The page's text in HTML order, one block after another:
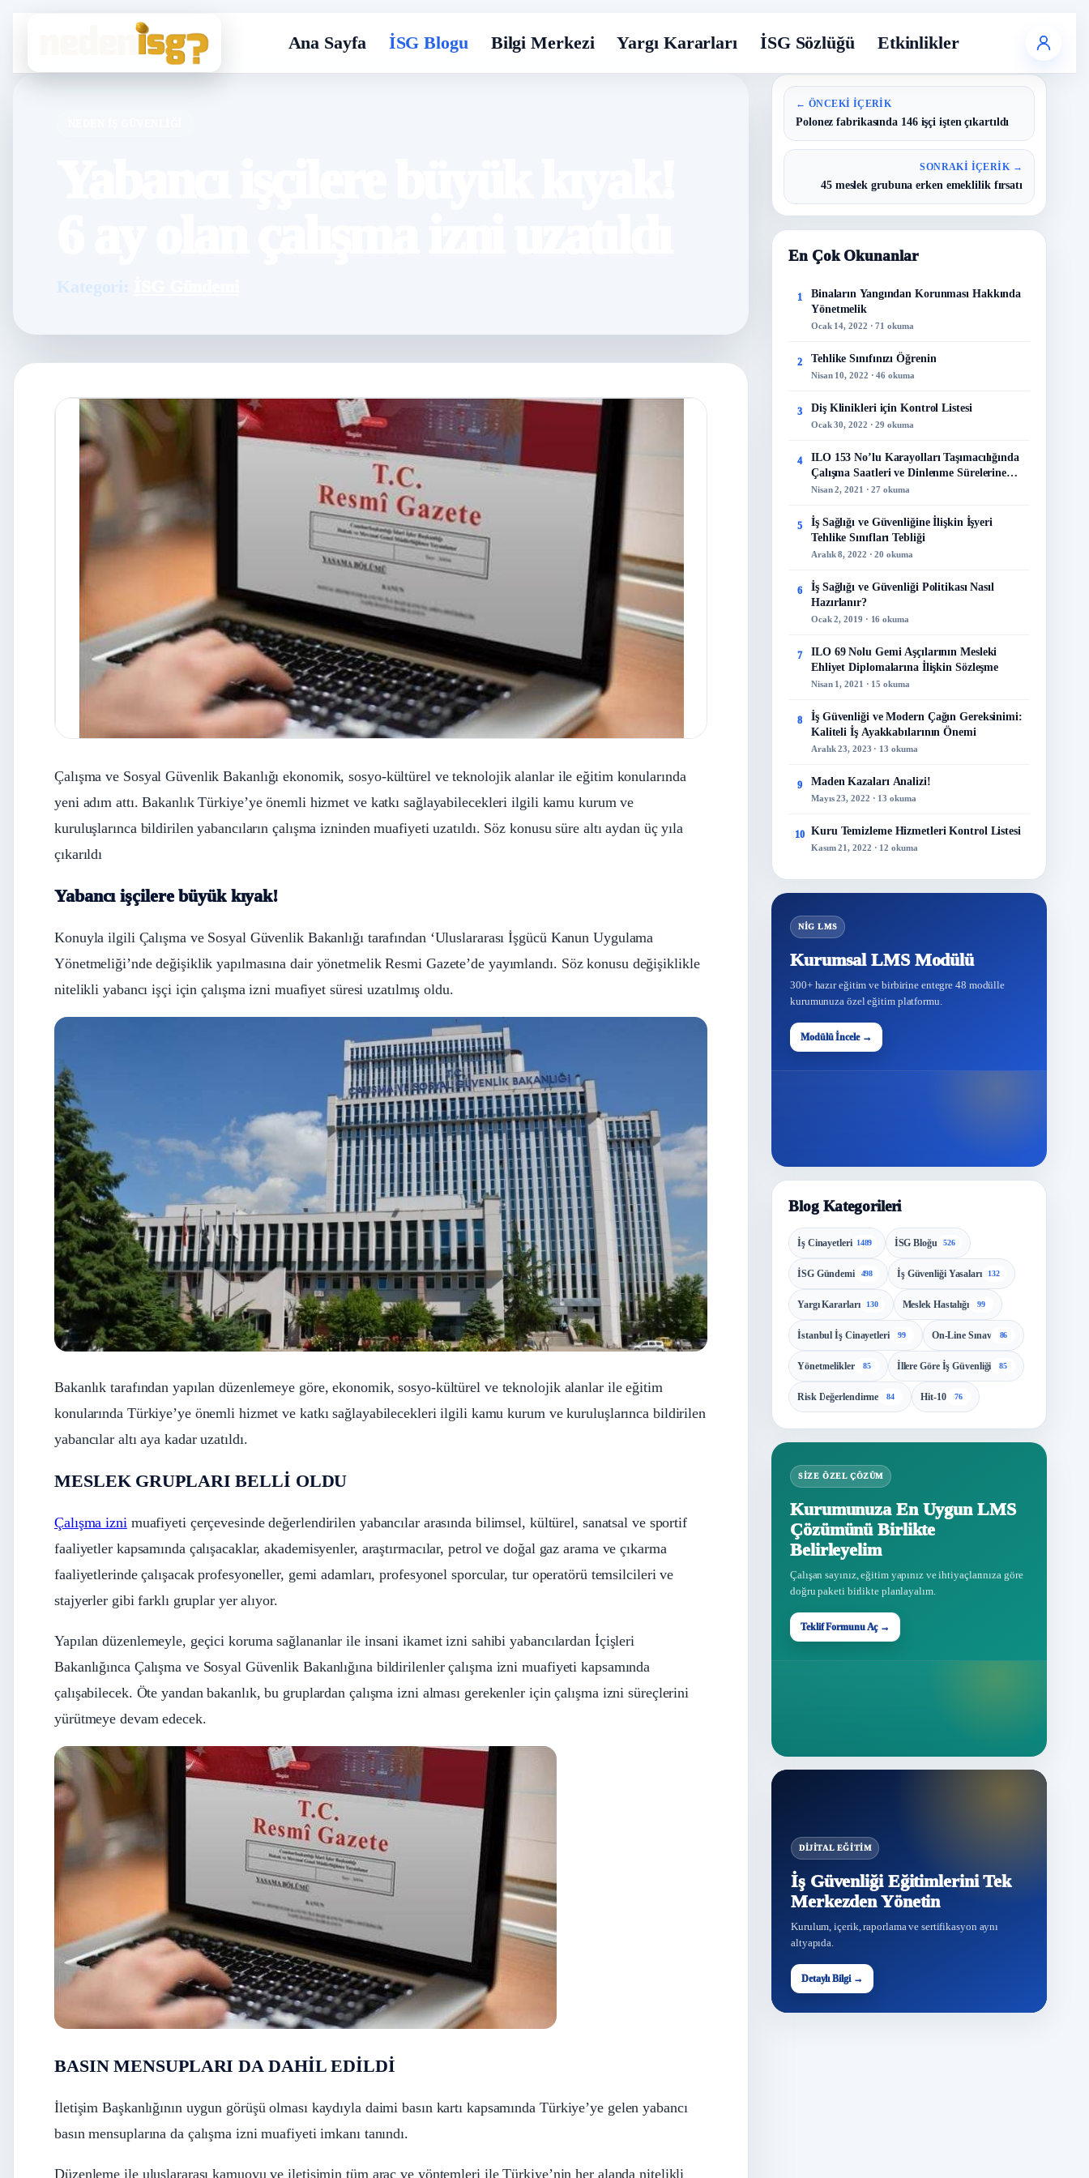
Ana Sayfa İSG Blogu Bilgi Merkezi Yargı Kararları İSG Sözlüğü Etkinlikler
Kategori:
Çalışma ve Sosyal Güvenlik Bakanlığı ekonomik, sosyo-kültürel ve teknolojik alanlar ile eğitim konularında
yeni adım attı. Bakanlık Türkiye’ye önemli hizmet ve katkı sağlayabilecekleri ilgili kamu kurum ve
kuruluşlarınca bildirilen yabancıların çalışma izninden muafiyeti uzatıldı. Söz konusu süre altı aydan üç yıla
çıkarıldı
Yabancı işçilere büyük kıyak!
Konuyla ilgili Çalışma ve Sosyal Güvenlik Bakanlığı tarafından ‘Uluslararası İşgücü Kanun Uygulama
Yönetmeliği’nde değişiklik yapılmasına dair yönetmelik Resmi Gazete’de yayımlandı. Söz konusu değişiklikle
nitelikli yabancı işçi için çalışma izni muafiyet süresi uzatılmış oldu.
Bakanlık tarafından yapılan düzenlemeye göre, ekonomik, sosyo-kültürel ve teknolojik alanlar ile eğitim
konularında Türkiye’ye önemli hizmet ve katkı sağlayabilecekleri ilgili kamu kurum ve kuruluşlarınca bildirilen
yabancılar altı aya kadar uzatıldı.
MESLEK GRUPLARI BELLİ OLDU
Çalışma izni muafiyeti çerçevesinde değerlendirilen yabancılar arasında bilimsel, kültürel, sanatsal ve sportif
faaliyetler kapsamında çalışacaklar, akademisyenler, araştırmacılar, petrol ve doğal gaz arama ve çıkarma
faaliyetlerinde çalışacak profesyoneller, gemi adamları, profesyonel sporcular, tur operatörü temsilcileri ve
stajyerler gibi farklı gruplar yer alıyor.
Yapılan düzenlemeyle, geçici koruma sağlananlar ile insani ikamet izni sahibi yabancılardan İçişleri
Bakanlığınca Çalışma ve Sosyal Güvenlik Bakanlığına bildirilenler çalışma izni muafiyeti kapsamında
çalışabilecek. Öte yandan bakanlık, bu gruplardan çalışma izni alması gerekenler için çalışma izni süreçlerini
yürütmeye devam edecek.
BASIN MENSUPLARI DA DAHİL EDİLDİ
İletişim Başkanlığının uygun görüşü olması kaydıyla daimi basın kartı kapsamında Türkiye’ye gelen yabancı
basın mensuplarına da çalışma izni muafiyeti imkanı tanındı.
Düzenleme ile uluslararası kamuoyu ve iletişimin tüm araç ve yöntemleri ile Türkiye’nin her alanda nitelikli
← ÖNCEKI İÇERIK
Polonez fabrikasında 146 işçi işten çıkartıldı
SONRAKI İÇERIK →
45 meslek grubuna erken emeklilik fırsatı
En Çok Okunanlar
1
Binaların Yangından Korunması Hakkında
Yönetmelik
Ocak 14, 2022 · 71 okuma
2 Tehlike Sınıfınızı Öğrenin
Nisan 10, 2022 · 46 okuma
3 Diş Klinikleri için Kontrol Listesi
Ocak 30, 2022 · 29 okuma
4
ILO 153 No’lu Karayolları Taşımacılığında
Çalışma Saatleri ve Dinlenme Sürelerine
İlişkin Sözleşme
Nisan 2, 2021 · 27 okuma
5
İş Sağlığı ve Güvenliğine İlişkin İşyeri
Tehlike Sınıfları Tebliği
Aralık 8, 2022 · 20 okuma
6
İş Sağlığı ve Güvenliği Politikası Nasıl
Hazırlanır?
Ocak 2, 2019 · 16 okuma
7
ILO 69 Nolu Gemi Aşçılarının Mesleki
Ehliyet Diplomalarına İlişkin Sözleşme
Nisan 1, 2021 · 15 okuma
8
İş Güvenliği ve Modern Çağın Gereksinimi:
Kaliteli İş Ayakkabılarının Önemi
Aralık 23, 2023 · 13 okuma
9 Maden Kazaları Analizi!
Mayıs 23, 2022 · 13 okuma
10 Kuru Temizleme Hizmetleri Kontrol Listesi
Kasım 21, 2022 · 12 okuma
NİG LMS
Kurumsal LMS Modülü
300+ hazır eğitim ve birbirine entegre 48 modülle
kurumunuza özel eğitim platformu.
Modülü İncele →
48
Modül
Blog Kategorileri
İş Cinayetleri 1489 İSG Bloğu 526
İSG Gündemi 498 İş Güvenliği Yasaları 132
Yargı Kararları 130 Meslek Hastalığı 99
İstanbul İş Cinayetleri 99 On-Line Sınav 86
Yönetmelikler 85 İllere Göre İş Güvenliği 85
Risk Değerlendirme 84 Hit-10 76
SIZE ÖZEL ÇÖZÜM
Kurumunuza En Uygun LMS
Çözümünü Birlikte
Belirleyelim
Çalışan sayınız, eğitim yapınız ve ihtiyaçlarınıza göre
doğru paketi birlikte planlayalım.
Teklif Formunu Aç →
Teklif
DIJITAL EĞITIM
İş Güvenliği Eğitimlerini Tek
Merkezden Yönetin
Kurulum, içerik, raporlama ve sertifikasyon aynı
altyapıda.
Detaylı Bilgi →